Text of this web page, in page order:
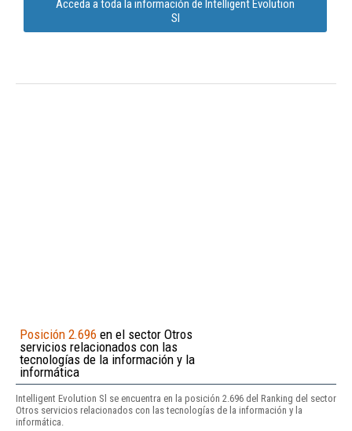
Acceda a toda la información de Intelligent Evolution
Sl
Posición 2.696 en el sector Otros
servicios relacionados con las
tecnologías de la información y la
informática
Intelligent Evolution Sl se encuentra en la posición 2.696 del Ranking del sector
Otros servicios relacionados con las tecnologías de la información y la
informática.